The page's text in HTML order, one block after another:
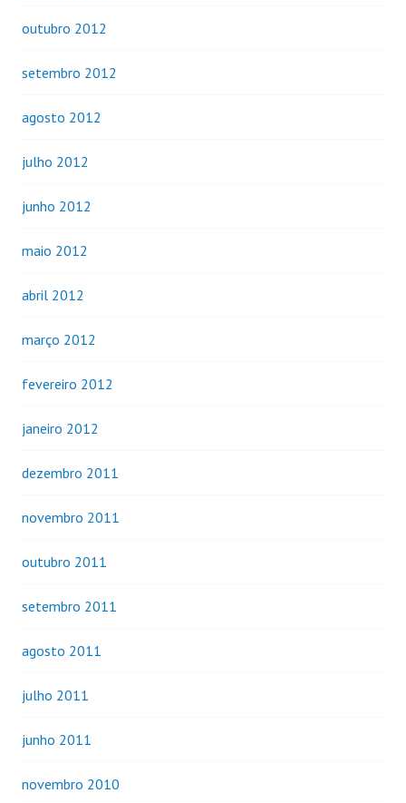
outubro 2012
setembro 2012
agosto 2012
julho 2012
junho 2012
maio 2012
abril 2012
março 2012
fevereiro 2012
janeiro 2012
dezembro 2011
novembro 2011
outubro 2011
setembro 2011
agosto 2011
julho 2011
junho 2011
novembro 2010